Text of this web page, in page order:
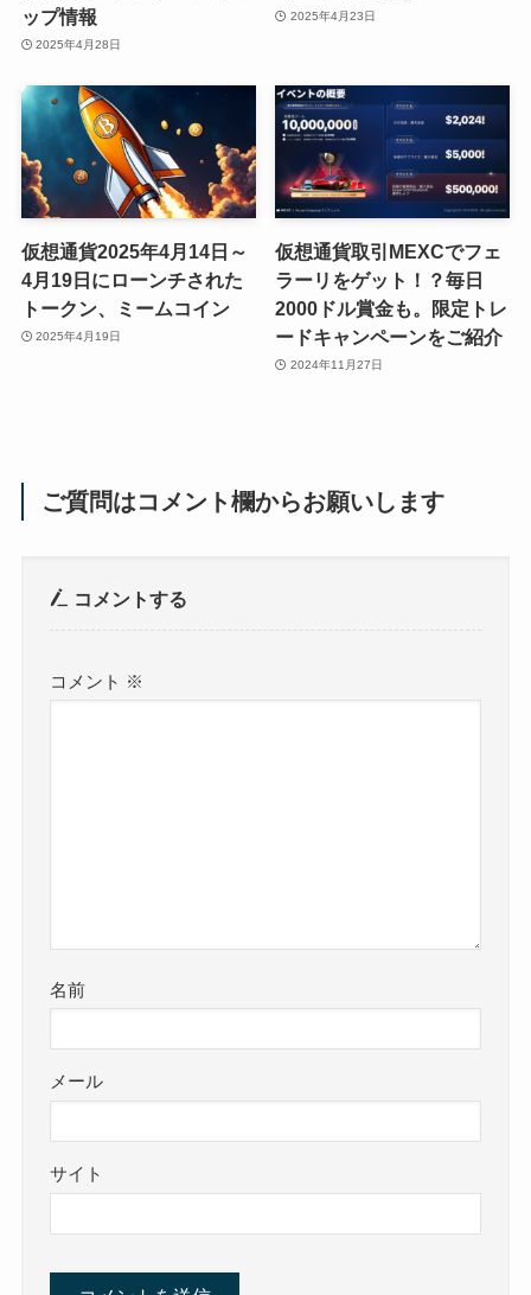
ップ情報
2025年4月28日
2025年4月23日
仮想通貨2025年4月14日～
4月19日にローンチされた
トークン、ミームコイン
2025年4月19日
仮想通貨取引MEXCでフェ
ラーリをゲット！？毎日
2000ドル賞金も。限定トレ
ードキャンペーンをご紹介
2024年11月27日
ご質問はコメント欄からお願いします
コメントする
コメント ※
名前
メール
サイト